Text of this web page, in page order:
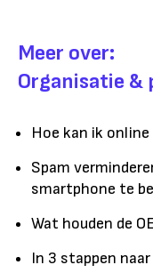
Meer over:
Organisatie &
Hoe kan ik
Spam
smartphone te
Wat houden de
In 3 stappen